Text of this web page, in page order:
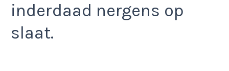
inderdaad nergens op
slaat.